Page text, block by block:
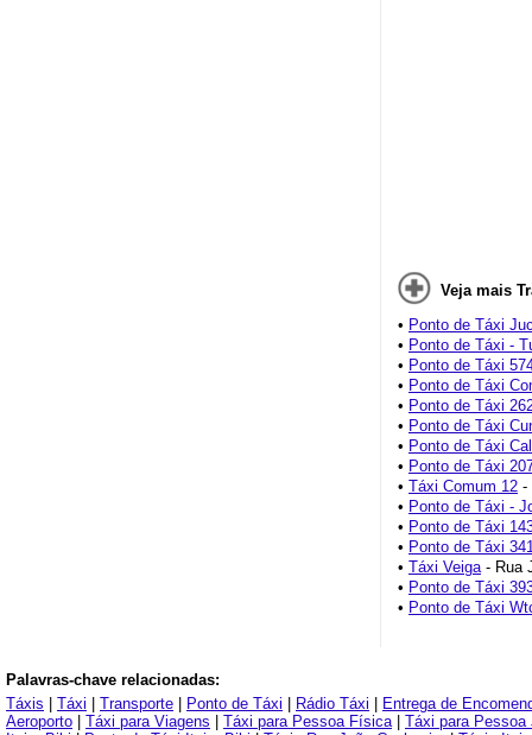
Veja mais
• Ponto de Táxi
• Ponto de Táxi -
• Ponto de Táxi
• Ponto de Táxi
• Ponto de Táxi
• Ponto de Táxi
• Ponto de Táxi
• Ponto de Táxi
• Táxi Comum 12 -
• Ponto de Táxi -
• Ponto de Táxi
• Ponto de Táxi
• Táxi Veiga- Rua
• Ponto de Táxi
• Ponto de Táxi
Palavras-chave relacionadas:
Táxis
Táxi Transporte Ponto de Táxi Rádio Táxi
Entrega de
Aeroporto
Táxi para Viagens Táxi para Pessoa Física| Táxi para Pessoa